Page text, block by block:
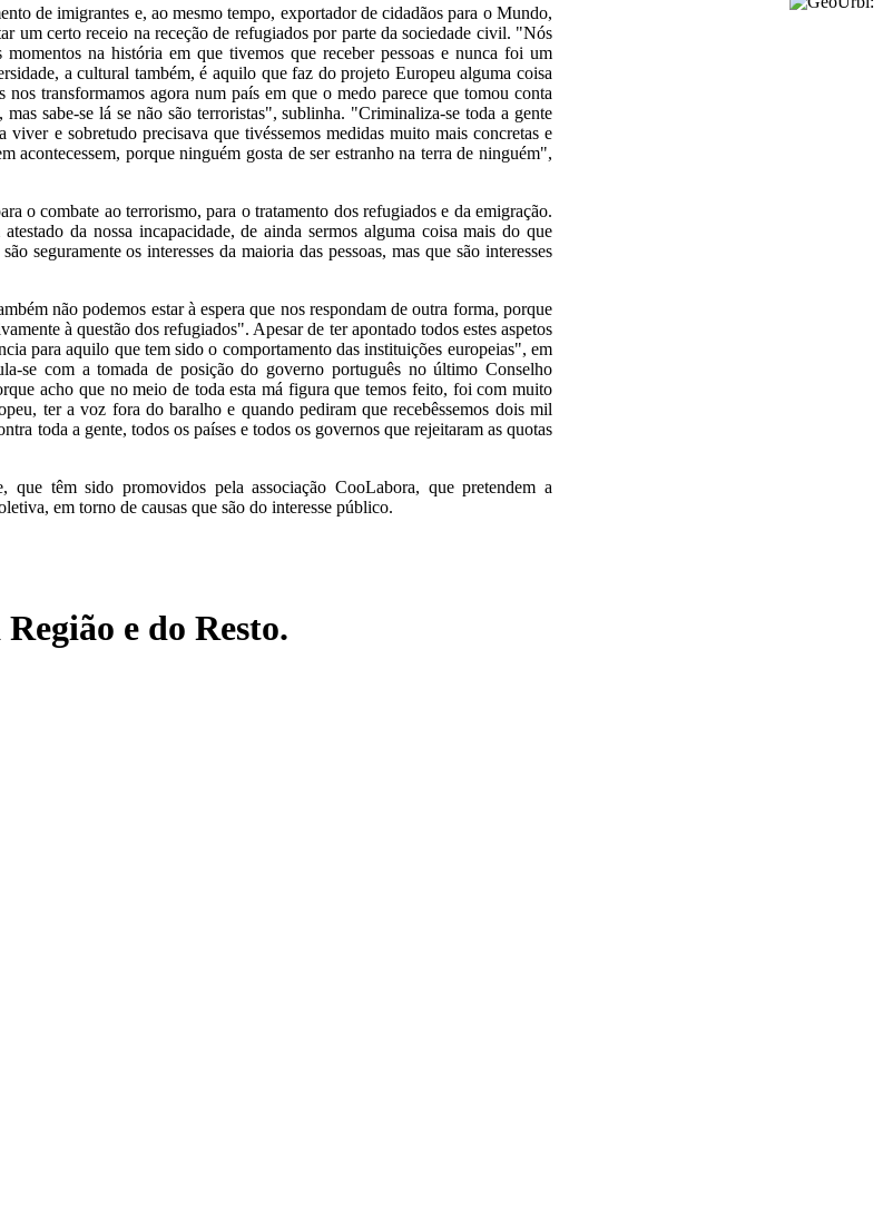
de imigrantes e, ao mesmo tempo, exportador de cidadãos para o Mundo,
um certo receio na receção de refugiados por parte da sociedade civil. "Nós
na história em que tivemos que receber pessoas e nunca foi um
a cultural também, é aquilo que faz do projeto Europeu alguma coisa
transformamos agora num país em que o medo parece que tomou conta
sabe-se lá se não são terroristas", sublinha. "Criminaliza-se toda a gente
e sobretudo precisava que tivéssemos medidas muito mais concretas e
acontecessem, porque ninguém gosta de ser estranho na terra de ninguém",
o combate ao terrorismo, para o tratamento dos refugiados e da emigração.
da nossa incapacidade, de ainda sermos alguma coisa mais do que
seguramente os interesses da maioria das pessoas, mas que são interesses
não podemos estar à espera que nos respondam de outra forma, porque
à questão dos refugiados". Apesar de ter apontado todos estes aspetos
para aquilo que tem sido o comportamento das instituições europeias", em
se com a tomada de posição do governo português no último Conselho
acho que no meio de toda esta má figura que temos feito, foi com muito
ter a voz fora do baralho e quando pediram que recebêssemos dois mil
toda a gente, todos os países e todos os governos que rejeitaram as quotas
têm sido promovidos pela associação CooLabora, que pretendem a
em torno de causas que são do interesse público.
Região e do Resto.